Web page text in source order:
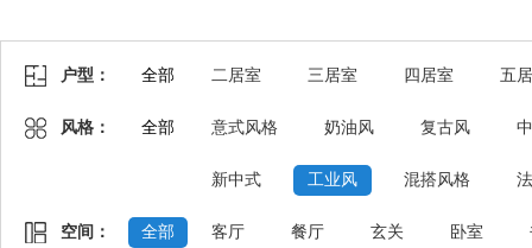
户型： 全部 二居室 三居室 四居室 五
风格： 全部 意式风格 奶油风 复古风
新中式 工业风 混搭风格
空间： 全部 客厅 餐厅 玄关 卧室